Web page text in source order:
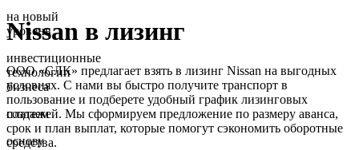
на новый
уровень
инвестиционные
технологии
бизнеса
создаем
основу
Nissan в лизинг
ООО «СЛК» предлагает взять в лизинг Nissan на выгодных
условиях. С нами вы быстро получите транспорт в
пользование и подберете удобный график лизинговых
платежей. Мы сформируем предложение по размеру аванса,
срок и план выплат, которые помогут сэкономить оборотные
средства.